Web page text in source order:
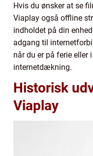
Hvis du ønsker at se
Viaplay også offline
indholdet på din
adgang til
når du er på ferie eller
internetdækning.
Historisk
Viaplay